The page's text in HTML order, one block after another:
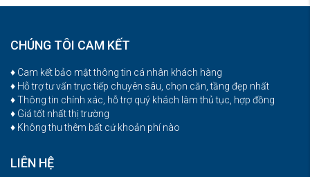
CHÚNG TÔI CAM KẾT
♦ Cam kết bảo mật thông tin cá nhân khách hàng
♦ Hỗ trợ tư vấn trực tiếp chuyên sâu, chọn căn, tầng đẹp nhất
♦ Thông tin chính xác, hỗ trợ quý khách làm thủ tục, hợp đồng
♦ Giá tốt nhất thị trường
♦ Không thu thêm bất cứ khoản phí nào
LIÊN HỆ